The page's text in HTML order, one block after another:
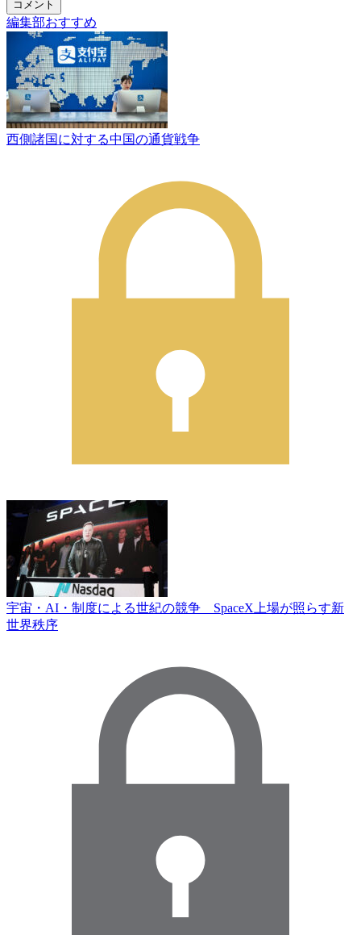
コメント
編集部おすすめ
西側諸国に対する中国の通貨戦争
宇宙・AI・制度による世紀の競争 SpaceX上場が照らす新
世界秩序